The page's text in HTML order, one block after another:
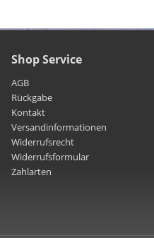
Shop Service
AGB
Rückgabe
Kontakt
Versandinformationen
Widerrufsrecht
Widerrufsformular
Zahlarten